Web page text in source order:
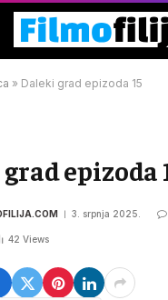
» Daleki grad epizoda 15
epizoda
3. srpnja 2025.
42 Views